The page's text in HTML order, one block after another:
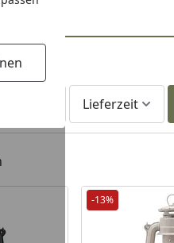
Lieferzeit
-13%